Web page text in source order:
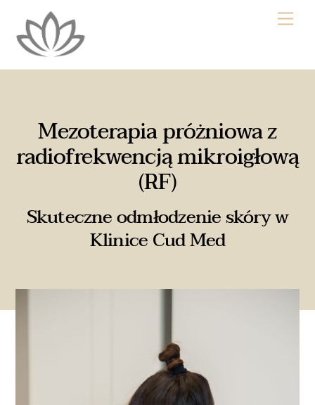
content
Mezoterapia próżniowa z
radiofrekwencją mikroigłową
(RF)
Skuteczne odmłodzenie skóry w
Klinice Cud Med